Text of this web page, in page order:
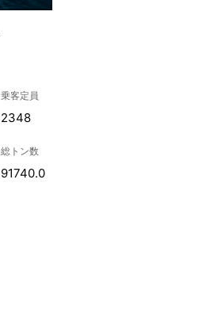
乗客定員
2348
総トン数
91740.0